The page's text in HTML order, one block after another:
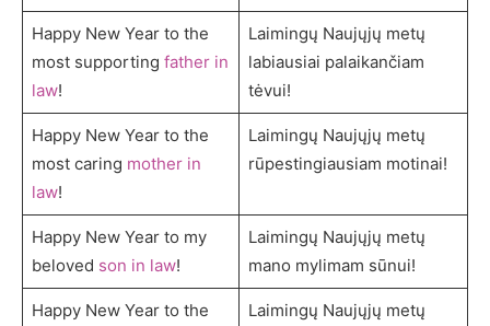
Happy New Year to the
most supporting father in
law!
Laimingų Naujųjų metų
labiausiai palaikančiam
tėvui!
Happy New Year to the
most caring mother in
law!
Laimingų Naujųjų metų
rūpestingiausiam motinai!
Happy New Year to my
beloved son in law!
Laimingų Naujųjų metų
mano mylimam sūnui!
Happy New Year to the
Laimingų Naujųjų metų